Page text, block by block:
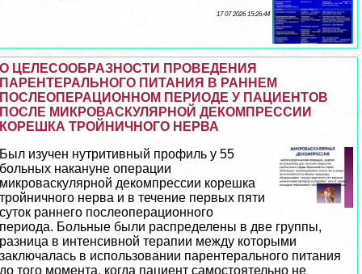
17 07 2026 15:26:44
О ЦЕЛЕСООБРАЗНОСТИ ПРОВЕДЕНИЯ
ПАРЕНТЕРАЛЬНОГО ПИТАНИЯ В РАННЕМ
ПОСЛЕОПЕРАЦИОННОМ ПЕРИОДЕ У ПАЦИЕНТОВ
ПОСЛЕ МИКРОВАСКУЛЯРНОЙ ДЕКОМПРЕССИИ
КОРЕШКА ТРОЙНИЧНОГО НЕРВА
Был изучен нутритивный профиль у 55
больных накануне операции
микроваскулярной декомпрессии корешка
тройничного нерва и в течение первых пяти
суток раннего послеоперационного
периода. Больные были распределены в две группы,
разница в интенсивной терапии между которыми
заключалась в использовании парентерального питания
до того момента, когда пациент самостоятельно не